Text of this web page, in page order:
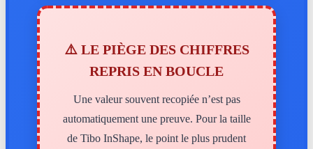
⚠️ LE PIÈGE DES CHIFFRES
REPRIS EN BOUCLE
Une valeur souvent recopiée n’est pas
automatiquement une preuve. Pour la taille
de Tibo InShape, le point le plus prudent